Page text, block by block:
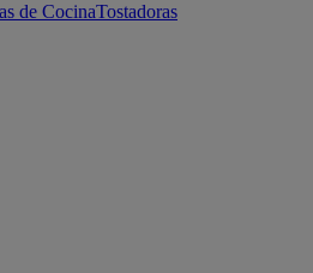
de CocinaTostadoras